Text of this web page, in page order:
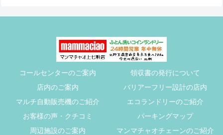
コールセンターのご案内
領収書の発行について
店内のご案内
バリアーフリー設計の店内
マルチ自動販売機のご紹介
エコランドリーのご紹介
お客様の声・クチコミ
パーキングマップ
周辺施設のご案内
マンマチャオチェーンのご紹介